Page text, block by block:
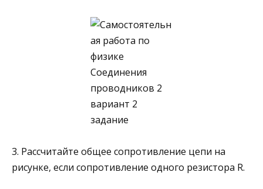
3. Рассчитайте общее сопротивление цепи на
рисунке, если сопротивление одного рези­стора R.